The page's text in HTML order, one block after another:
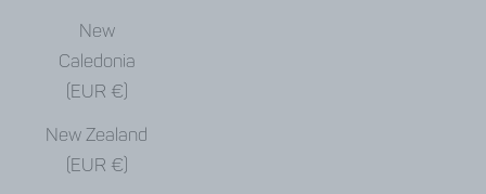
New
Caledonia
(EUR €)
New Zealand
(EUR €)